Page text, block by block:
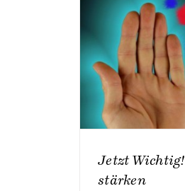
Jetzt
stärken